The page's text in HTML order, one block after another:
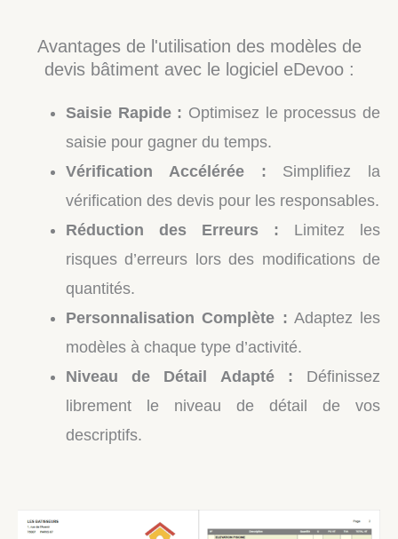
Avantages de l'utilisation des modèles de
devis bâtiment avec le logiciel eDevoo :
Saisie Rapide : Optimisez le processus de
saisie pour gagner du temps.
Vérification Accélérée : Simplifiez la
vérification des devis pour les responsables.
Réduction des Erreurs : Limitez les
risques d’erreurs lors des modifications de
quantités.
Personnalisation Complète : Adaptez les
modèles à chaque type d’activité.
Niveau de Détail Adapté : Définissez
librement le niveau de détail de vos
descriptifs.